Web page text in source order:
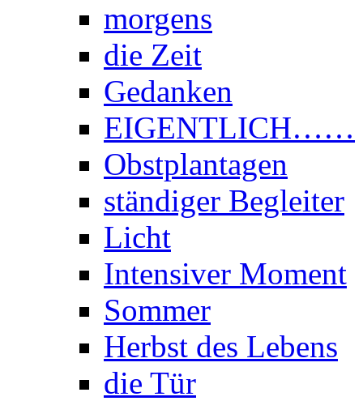
morgens
die Zeit
Gedanken
EIGENTLICH……
Obstplantagen
ständiger Begleiter
Licht
Intensiver Moment
Sommer
Herbst des Lebens
die Tür